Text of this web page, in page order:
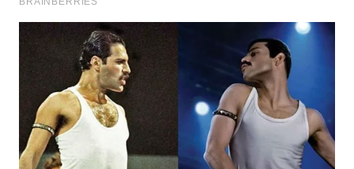
BINTAN
MANDALIKA
WN
LIKUPANG
WN